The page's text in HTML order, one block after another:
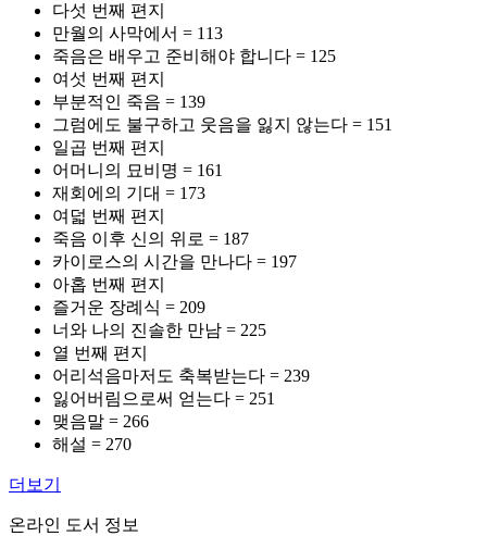
다섯 번째 편지
만월의 사막에서 = 113
죽음은 배우고 준비해야 합니다 = 125
여섯 번째 편지
부분적인 죽음 = 139
그럼에도 불구하고 웃음을 잃지 않는다 = 151
일곱 번째 편지
어머니의 묘비명 = 161
재회에의 기대 = 173
여덟 번째 편지
죽음 이후 신의 위로 = 187
카이로스의 시간을 만나다 = 197
아홉 번째 편지
즐거운 장례식 = 209
너와 나의 진솔한 만남 = 225
열 번째 편지
어리석음마저도 축복받는다 = 239
잃어버림으로써 얻는다 = 251
맺음말 = 266
해설 = 270
더보기
온라인 도서 정보